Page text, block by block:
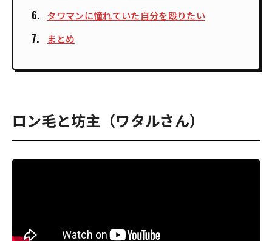
タワマンに憧れていた自分を殴りたい
まとめ
ロン毛と坊主（ワタルさん）